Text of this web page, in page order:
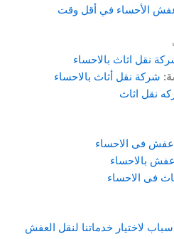
الأحساء في أقل وقت
نقل اثاث بالاحساء
شركة نقل أثاث بالاحساء
نقل اثاث
فى الاحساء
بالاحساء
فى الاحساء